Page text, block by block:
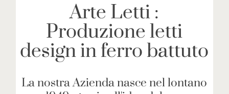
Arte Letti :
Produzione letti
design in ferro battuto
La nostra Azienda nasce nel lontano